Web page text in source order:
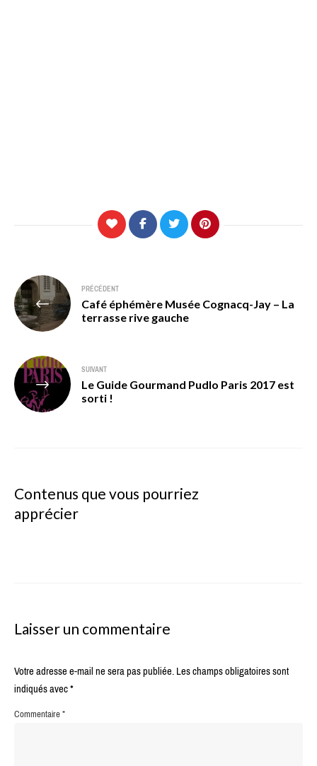
Navigation
de
l’article
PRÉCÉDENT
Café éphémère Musée Cognacq-Jay – La
terrasse rive gauche
SUIVANT
Le Guide Gourmand Pudlo Paris 2017 est
sorti !
Contenus que vous pourriez
apprécier
Laisser un commentaire
Votre adresse e-mail ne sera pas publiée.Les champs obligatoires sont
indiqués avec*
Commentaire*